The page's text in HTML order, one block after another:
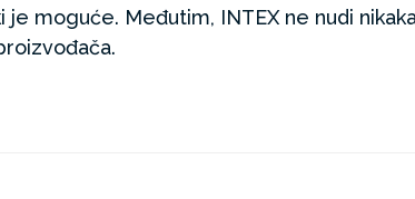
je moguće. Međutim, INTEX ne nudi